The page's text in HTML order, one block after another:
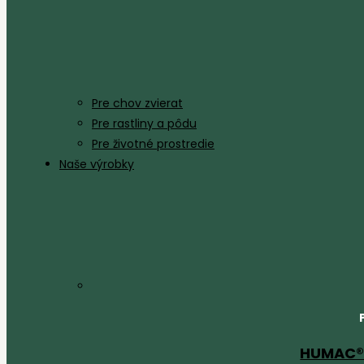
Pre chov zvierat
Pre rastliny a pôdu
Pre životné prostredie
Naše výrobky